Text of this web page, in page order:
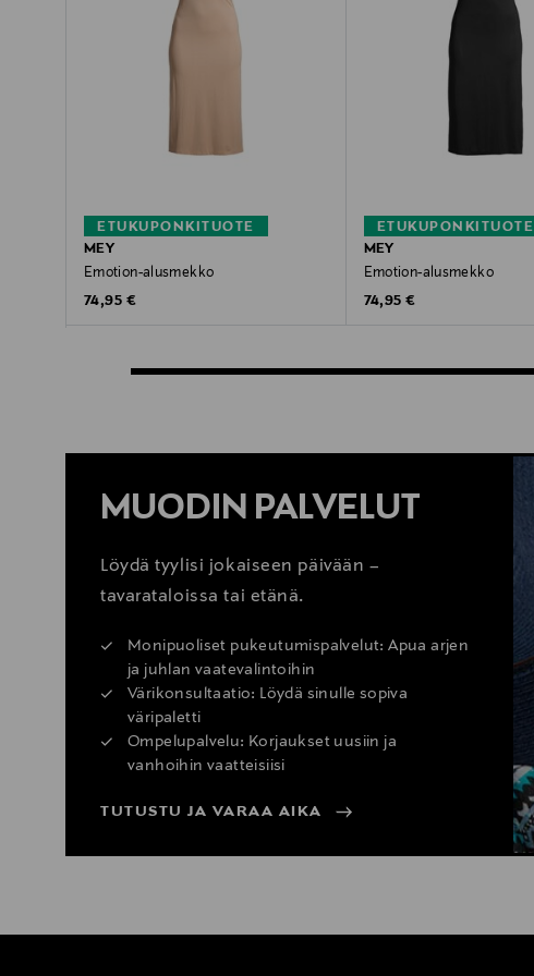
ETUKUPONKITUOTE
MEY
Emotion-alusmekko
Original Price
74,95 €
ETUKUPONKITUOTE
MEY
Emotion-alusmekko
Original Price
74,95 €
MUODIN PALVELUT
Löydä tyylisi jokaiseen päivään –
tavarataloissa tai etänä.
Monipuoliset pukeutumispalvelut: Apua arjen
ja juhlan vaatevalintoihin
Värikonsultaatio: Löydä sinulle sopiva
väripaletti
Ompelupalvelu: Korjaukset uusiin ja
vanhoihin vaatteisiisi
TUTUSTU JA VARAA AIKA